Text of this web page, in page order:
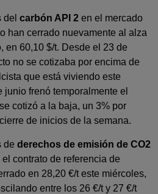
del carbón API 2 en el mercado
han cerrado nuevamente al alza
en 60,10 $/t. Desde el 23 de
no se cotizaba por encima de
que está viviendo este
frenó temporalmente el
cotizó a la baja, un 3% por
de inicios de la semana.
de derechos de emisión de CO2
el contrato de referencia de
en 28,20 €/t este miércoles,
entre los 26 €/t y 27 €/t